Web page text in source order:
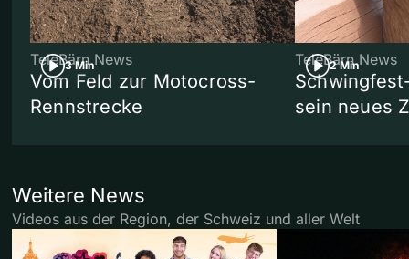
3 Min
TeleBärn News
Vom Feld zur Motocross-
Rennstrecke
2 Min
TeleBärn News
sein neues
Weitere News
Videos aus der Region, der Schweiz und aller Welt